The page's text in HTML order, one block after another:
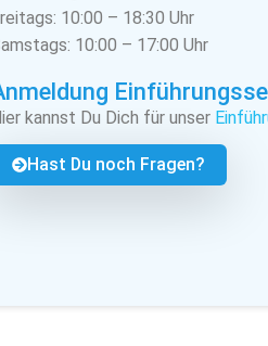
10:00 – 18:30 Uhr
10:00 – 17:00 Uhr
kannst Du Dich für unser
Hast Du noch Fragen?